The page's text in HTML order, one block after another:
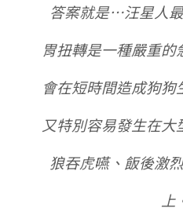
答案就是…汪星人
胃扭轉是一種嚴重
會在短時間造成狗
又特別容易發生在
狼吞虎嚥、飯後激
上